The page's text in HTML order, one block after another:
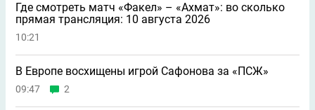
Где смотреть матч «Факел» – «Ахмат»: во сколько
прямая трансляция: 10 августа 2026
10:21
В Европе восхищены игрой Сафонова за «ПСЖ»
09:47 2